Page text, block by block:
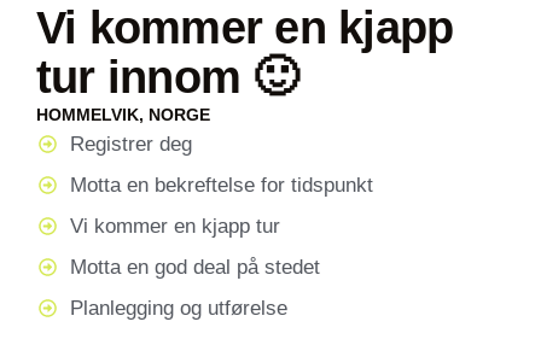
Vi kommer en kjapp
tur innom 🙂
HOMMELVIK, NORGE
Registrer deg
Motta en bekreftelse for tidspunkt
Vi kommer en kjapp tur
Motta en god deal på stedet
Planlegging og utførelse